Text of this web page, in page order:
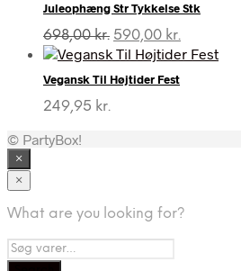
Juleophæng Str Tykkelse Stk
698,00kr. Den
oprindelige
var:
590,00 kr.
aktuelle
Vegansk Til Højtider Fest
249,95 kr.
© PartyBox!
×
×
What are you looking for?